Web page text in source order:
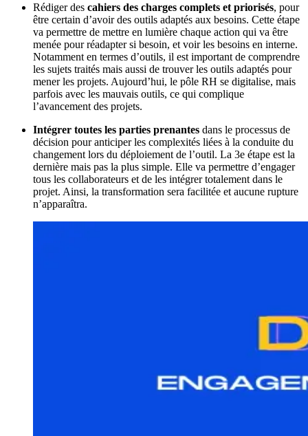
Rédiger des cahiers des charges complets et priorisés, pour
être certain d’avoir des outils adaptés aux besoins. Cette étape
va permettre de mettre en lumière chaque action qui va être
menée pour réadapter si besoin, et voir les besoins en interne.
Notamment en termes d’outils, il est important de comprendre
les sujets traités mais aussi de trouver les outils adaptés pour
mener les projets. Aujourd’hui, le pôle RH se digitalise, mais
parfois avec les mauvais outils, ce qui complique
l’avancement des projets.
Intégrer toutes les parties prenantes dans le processus de
décision pour anticiper les complexités liées à la conduite du
changement lors du déploiement de l’outil. La 3e étape est la
dernière mais pas la plus simple. Elle va permettre d’engager
tous les collaborateurs et de les intégrer totalement dans le
projet. Ainsi, la transformation sera facilitée et aucune rupture
n’apparaîtra.